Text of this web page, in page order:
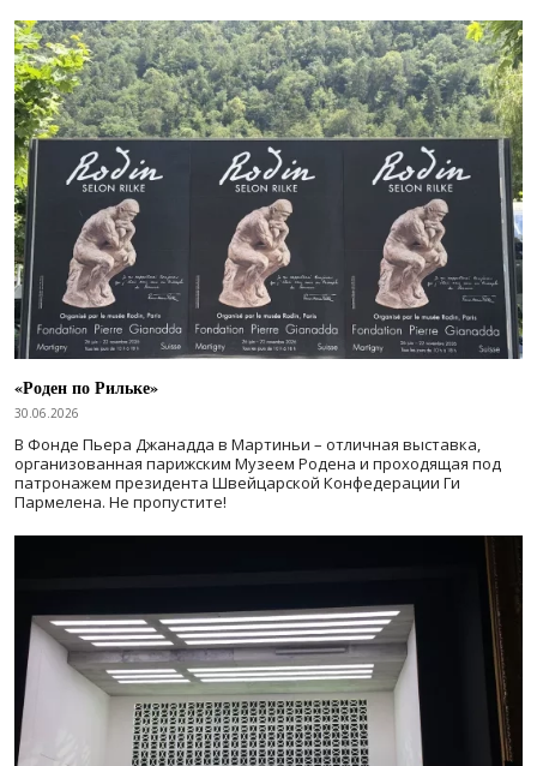
«Роден по Рильке»
30.06.2026
В Фонде Пьера Джанадда в Мартиньи – отличная выставка,
организованная парижским Музеем Родена и проходящая под
патронажем президента Швейцарской Конфедерации Ги
Пармелена. Не пропустите!